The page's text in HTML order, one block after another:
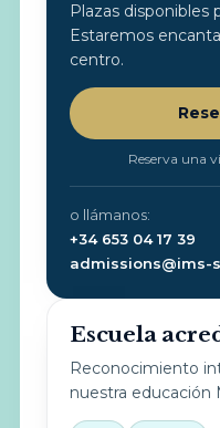
Plazas disponibles
Estaremos
centro.
Reserva una
o llámanos:
+34 653 04 17 39
admissions@ims-
Escuela
Reconocimiento
nuestra educación